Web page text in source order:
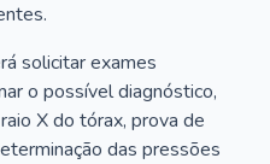
solicitar exames
o possível diagnóstico,
X do tórax, prova de
das pressões